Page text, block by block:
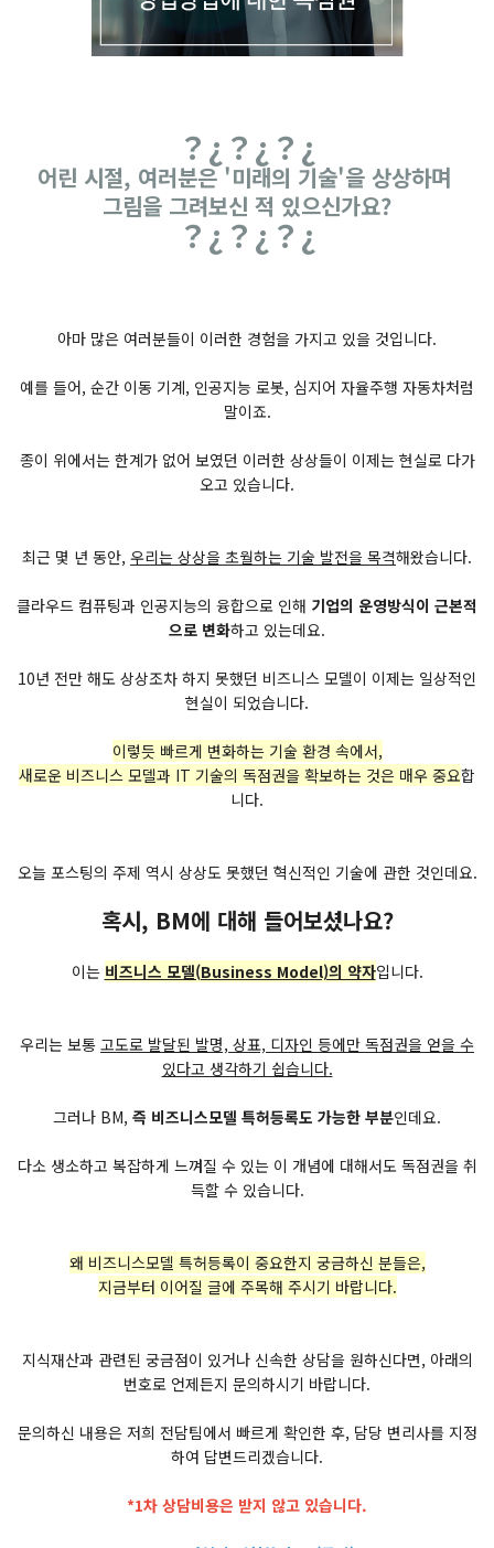
？¿？¿？¿
어린 시절, 여러분은 '미래의 기술'을 상상하며
그림을 그려보신 적 있으신가요?
？¿？¿？¿
아마 많은 여러분들이 이러한 경험을 가지고 있을 것입니다.
예를 들어, 순간 이동 기계, 인공지능 로봇, 심지어 자율주행 자동차처럼
말이죠.
종이 위에서는 한계가 없어 보였던 이러한 상상들이 이제는 현실로 다가
오고 있습니다.
최근 몇 년 동안, 우리는 상상을 초월하는 기술 발전을 목격해왔습니다.
클라우드 컴퓨팅과 인공지능의 융합으로 인해 기업의 운영방식이 근본적
으로 변화하고 있는데요.
10년 전만 해도 상상조차 하지 못했던 비즈니스 모델이 이제는 일상적인
현실이 되었습니다.
이렇듯 빠르게 변화하는 기술 환경 속에서,
새로운 비즈니스 모델과 IT 기술의 독점권을 확보하는 것은 매우 중요합
니다.
오늘 포스팅의 주제 역시 상상도 못했던 혁신적인 기술에 관한 것인데요.
혹시, BM에 대해 들어보셨나요?
이는 비즈니스 모델(Business Model)의 약자입니다.
우리는 보통 고도로 발달된 발명, 상표, 디자인 등에만 독점권을 얻을 수
있다고 생각하기 쉽습니다.
그러나 BM, 즉 비즈니스모델 특허등록도 가능한 부분인데요.
다소 생소하고 복잡하게 느껴질 수 있는 이 개념에 대해서도 독점권을 취
득할 수 있습니다.
왜 비즈니스모델 특허등록이 중요한지 궁금하신 분들은,
지금부터 이어질 글에 주목해 주시기 바랍니다.
지식재산과 관련된 궁금점이 있거나 신속한 상담을 원하신다면, 아래의
번호로 언제든지 문의하시기 바랍니다.
문의하신 내용은 저희 전담팀에서 빠르게 확인한 후, 담당 변리사를 지정
하여 답변드리겠습니다.
*1차 상담비용은 받지 않고 있습니다.